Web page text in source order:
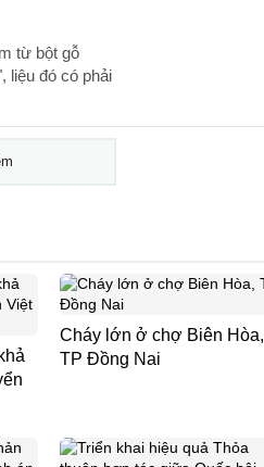
từ bột gỗ
liệu đó có phải
Cháy lớn ở chợ Biên Hòa,
TP Đồng Nai